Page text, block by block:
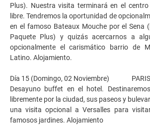
Plus). Nuestra visita terminará en el
libre. Tendremos la oportunidad de
en el famoso Bateaux Mouche por el Sena
Paquete Plus) y quizás acercarnos a
opcionalmente el carismático barrio de
Latino. Alojamiento.
Día 15 (Domingo, 02 Noviembre) PARIS
Desayuno buffet en el hotel.
libremente por la ciudad, sus paseos y
una visita opcional a Versalles para
famosos jardines. Alojamiento